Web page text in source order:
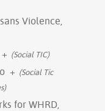
Violence,
+ (Social TIC)
+ (Social Tic
for WHRD,